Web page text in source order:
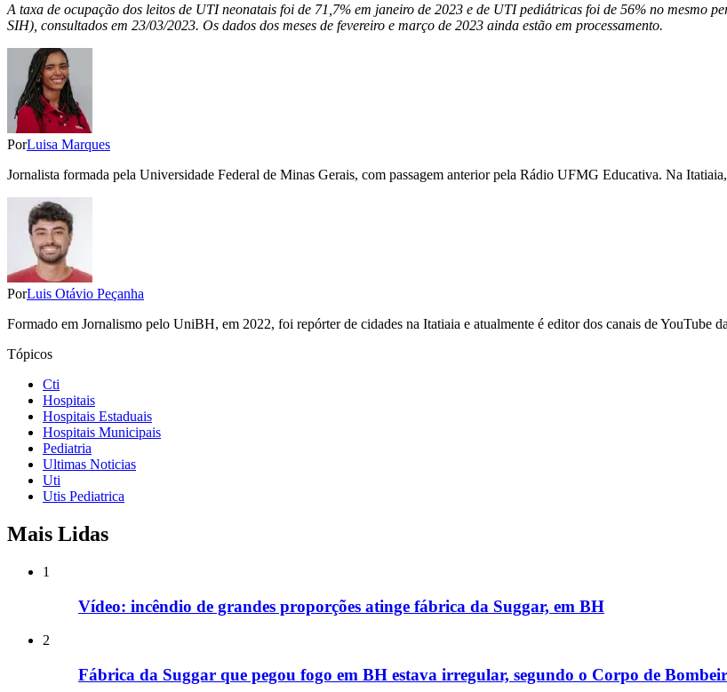
A taxa de ocupação dos leitos de UTI neonatais foi de 71,7% em janeiro de 2023 e de UTI pediátricas foi de 56% no mesmo
SIH), consultados em 23/03/2023. Os dados dos meses de fevereiro e março de 2023 ainda estão em processamento.
PorLuisa Marques
Jornalista formada pela Universidade Federal de Minas Gerais, com passagem anterior pela Rádio UFMG Educativa. Na
PorLuis Otávio Peçanha
Formado em Jornalismo pelo UniBH, em 2022, foi repórter de cidades na Itatiaia e atualmente é editor dos canais de YouTube
Tópicos
Cti
Hospitais
Hospitais Estaduais
Hospitais Municipais
Pediatria
Ultimas Noticias
Uti
Utis Pediatrica
Mais Lidas
1
Vídeo: incêndio de grandes proporções atinge fábrica da Suggar, em BH
2
Fábrica da Suggar que pegou fogo em BH estava irregular, segundo o Corpo de